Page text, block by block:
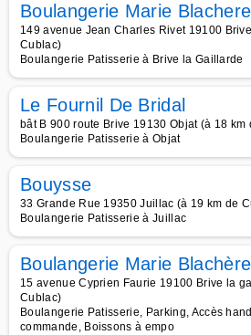
Boulangerie Marie Blachere
149 avenue Jean Charles Rivet 19100
Cublac)
Boulangerie Patisserie à Brive la Gaillarde
Le Fournil De Bridal
bât B 900 route Brive 19130 Objat (à 18 km
Boulangerie Patisserie à Objat
Bouysse
33 Grande Rue 19350 Juillac (à 19 km de
Boulangerie Patisserie à Juillac
Boulangerie Marie Blachère
15 avenue Cyprien Faurie 19100 Brive la
Cublac)
Boulangerie Patisserie, Parking, Accès
commande, Boissons à empo